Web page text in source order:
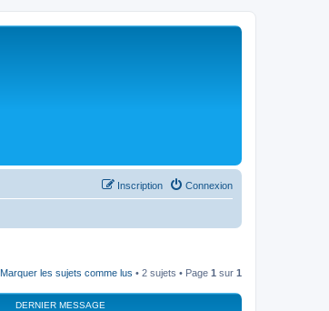
Connexion
Inscription
Marquer les sujets comme lus • 2 sujets • Page 1 sur 1
DERNIER MESSAGE